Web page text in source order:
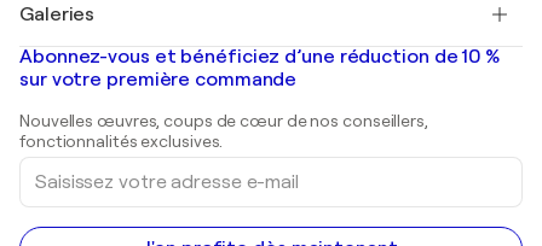
Banksy
Mr. Brainwash
Shepard Fairey
Tableaux abstraits à vendre
Peintures de paysage
Estampes
Peintures acryliques
Galeries
Galeries d'art en France
Galeries d'art en Belgique
Abonnez-vous et bénéficiez d’une réduction de 10 %
sur votre première commande
Nouvelles œuvres, coups de cœur de nos conseillers,
fonctionnalités exclusives.
Saisissez
votre
adresse
e-